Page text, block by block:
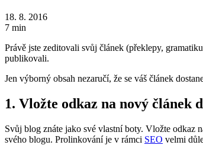
18. 8. 2016
7 min
Právě jste zeditovali svůj článek (překlepy,
publikovali.
Jen výborný obsah nezaručí, že se váš článek
1. Vložte odkaz na nový článek
Svůj blog znáte jako své vlastní boty. Vložte odkaz
svého blogu. Prolinkování je v rámci SEO velmi